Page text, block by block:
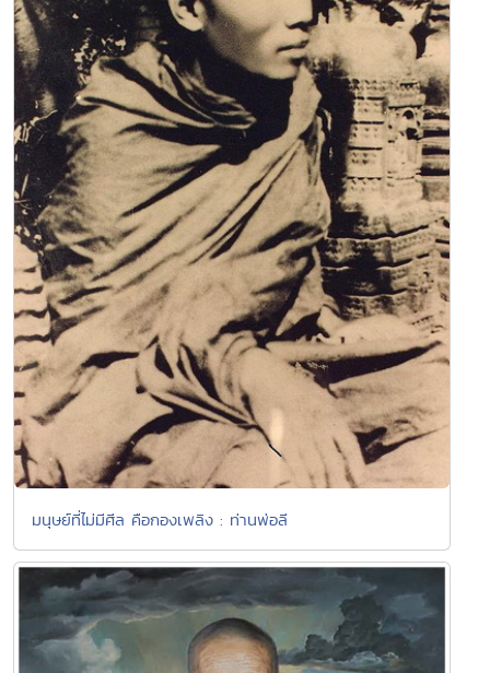
มนุษย์ที่ไม่มีศีล คือกองเพลิง : ท่านพ่อลี